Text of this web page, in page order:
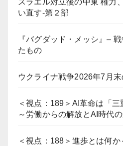
スラエル対立後の中東 権力
い直す-第２部
『バグダッド・メッシ』–
たもの
ウクライナ戦争2026年7月末
＜視点：189＞AI革命は「
～労働からの解放とAI時代
＜視点：188＞進歩とは何